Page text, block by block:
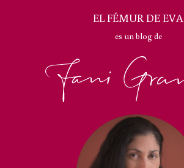
EL FÉMUR DE EVA
es un blog de